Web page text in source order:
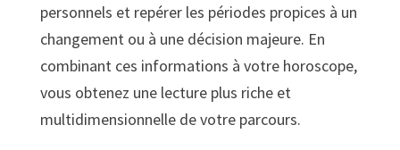
personnels et repérer les périodes propices à un
changement ou à une décision majeure. En
combinant ces informations à votre horoscope,
vous obtenez une lecture plus riche et
multidimensionnelle de votre parcours.